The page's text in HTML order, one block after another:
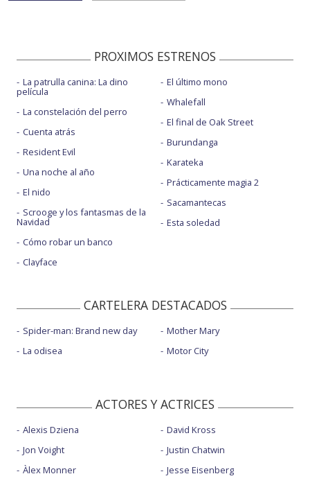
PROXIMOS ESTRENOS
La patrulla canina: La dino
película
La constelación del perro
Cuenta atrás
Resident Evil
Una noche al año
El nido
Scrooge y los fantasmas de la
Navidad
Cómo robar un banco
Clayface
El último mono
Whalefall
El final de Oak Street
Burundanga
Karateka
Prácticamente magia 2
Sacamantecas
Esta soledad
CARTELERA DESTACADOS
Spider-man: Brand new day
La odisea
Mother Mary
Motor City
ACTORES Y ACTRICES
Alexis Dziena
Jon Voight
Àlex Monner
David Kross
Justin Chatwin
Jesse Eisenberg